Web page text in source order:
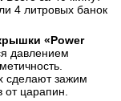
4 литровых банок
«Power
давлением
сделают зажим
от царапин.